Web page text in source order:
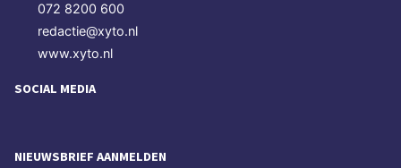
072 8200 600
redactie@xyto.nl
www.xyto.nl
SOCIAL MEDIA
NIEUWSBRIEF AANMELDEN